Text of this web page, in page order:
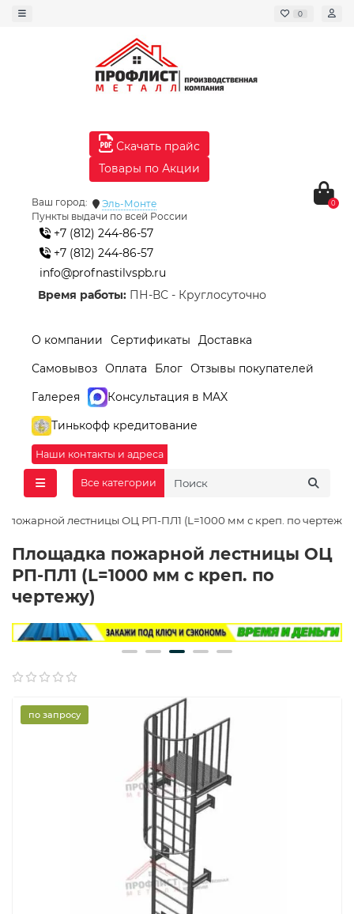
0
Скачать прайс
Товары по Акции
Ваш город:
Эль-Монте
Пункты выдачи по всей России
+7 (812) 244-86-57
+7 (812) 244-86-57
info@profnastilvspb.ru
Время работы: ПН-ВС - Круглосуточно
0
О компании Сертификаты
Доставка
Самовывоз Оплата Блог Отзывы покупателей
Галерея
Консультация в MAX
Тинькофф кредитование
Наши контакты и адреса
Все категории
пожарной лестницы ОЦ РП-ПЛ1 (L=1000 мм с креп. по чертежу)
Площадка пожарной лестницы ОЦ
РП-ПЛ1 (L=1000 мм с креп. по
чертежу)
по запросу